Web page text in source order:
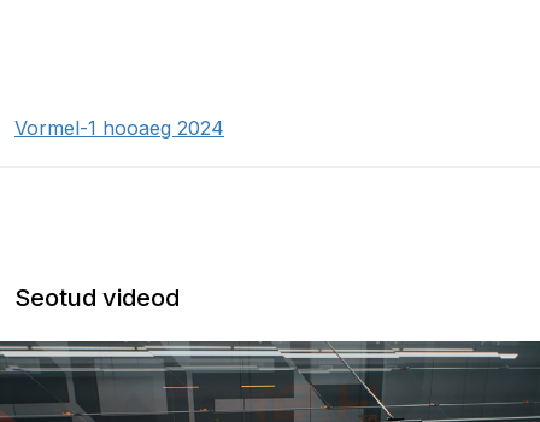
Vormel-1 hooaeg 2024
Seotud videod